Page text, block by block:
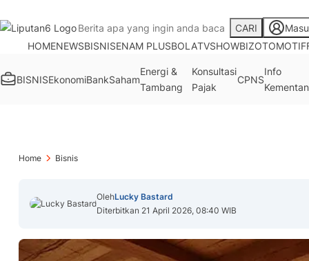
CARI
HOMENEWSBISNISENAM PLUSBOLATVSHOWBIZOTOMOTIF
BISNISEkonomiBankSaham
Energi &
Tambang
Konsultasi
Pajak
CPNS
Info
Kementan
Home Bisnis
OlehLucky Bastard
Diterbitkan 21 April 2026, 08:40 WIB